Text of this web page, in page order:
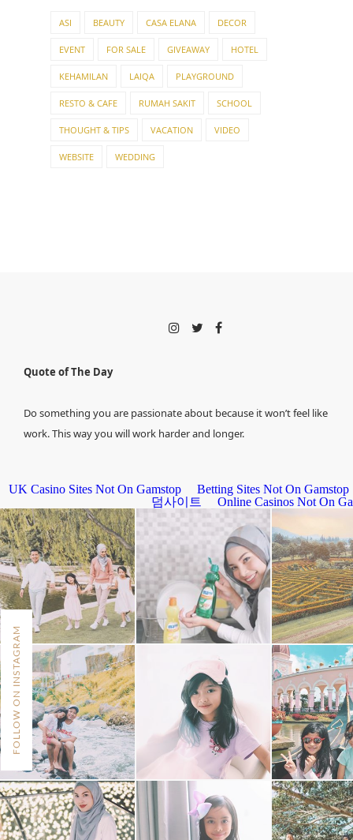
ASI BEAUTY CASA ELANA DECOR
EVENT FOR SALE GIVEAWAY HOTEL
KEHAMILAN LAIQA PLAYGROUND
RESTO & CAFE RUMAH SAKIT SCHOOL
THOUGHT & TIPS VACATION VIDEO
WEBSITE WEDDING
Quote of The Day
Do something you are passionate about because it won’t feel like
work. This way you will work harder and longer.
FOLLOW ON INSTAGRAM